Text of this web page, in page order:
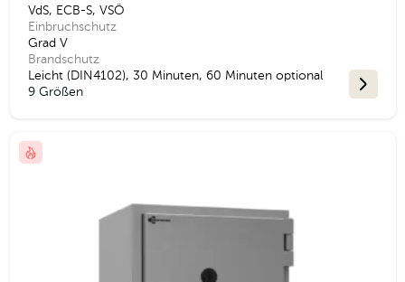
VdS, ECB-S, VSÖ
Einbruchschutz
Grad V
Brandschutz
Leicht (DIN4102), 30 Minuten, 60 Minuten optional
9 Größen